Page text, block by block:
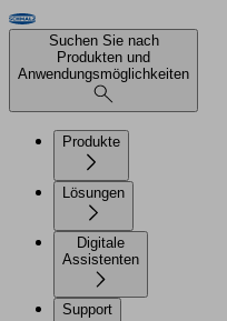
Suchen Sie nach
Produkten und
Anwendungsmöglichkeiten
Produkte
Lösungen
Digitale
Assistenten
Support